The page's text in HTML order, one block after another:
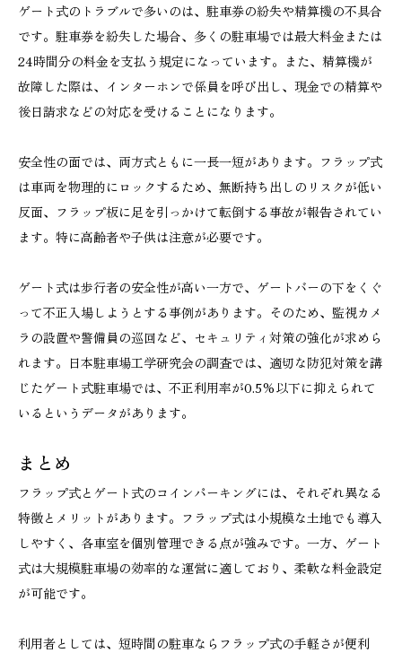
ゲート式のトラブルで多いのは、駐車券の紛失や精算機の不具合
です。駐車券を紛失した場合、多くの駐車場では最大料金または
24時間分の料金を支払う規定になっています。また、精算機が
故障した際は、インターホンで係員を呼び出し、現金での精算や
後日請求などの対応を受けることになります。
安全性の面では、両方式ともに一長一短があります。フラップ式
は車両を物理的にロックするため、無断持ち出しのリスクが低い
反面、フラップ板に足を引っかけて転倒する事故が報告されてい
ます。特に高齢者や子供は注意が必要です。
ゲート式は歩行者の安全性が高い一方で、ゲートバーの下をくぐ
って不正入場しようとする事例があります。そのため、監視カメ
ラの設置や警備員の巡回など、セキュリティ対策の強化が求めら
れます。日本駐車場工学研究会の調査では、適切な防犯対策を講
じたゲート式駐車場では、不正利用率が0.5%以下に抑えられて
いるというデータがあります。
まとめ
フラップ式とゲート式のコインパーキングには、それぞれ異なる
特徴とメリットがあります。フラップ式は小規模な土地でも導入
しやすく、各車室を個別管理できる点が強みです。一方、ゲート
式は大規模駐車場の効率的な運営に適しており、柔軟な料金設定
が可能です。
利用者としては、短時間の駐車ならフラップ式の手軽さが便利